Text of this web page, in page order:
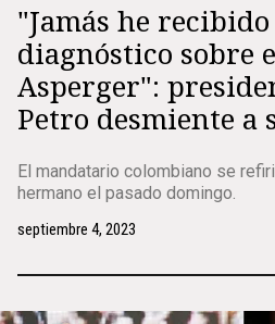
"Jamás he
diagnóstico sobre
Asperger":
Petro desmiente a
El mandatario colombiano se
hermano el pasado domingo.
septiembre 4, 2023